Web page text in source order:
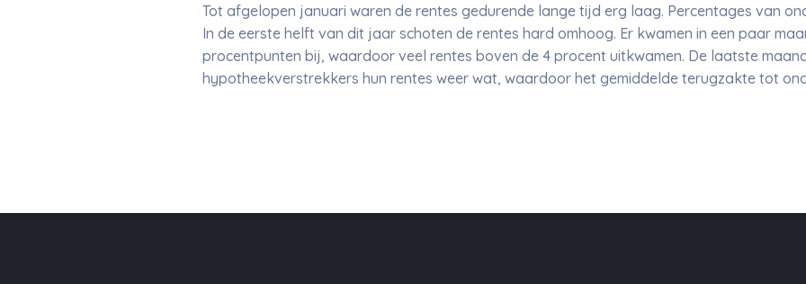
Tot afgelopen januari waren de rentes gedurende lange tijd erg laag. Percentages van
In de eerste helft van dit jaar schoten de rentes hard omhoog. Er kwamen in een paar
procentpunten bij, waardoor veel rentes boven de 4 procent uitkwamen. De laatste
hypotheekverstrekkers hun rentes weer wat, waardoor het gemiddelde terugzakte tot